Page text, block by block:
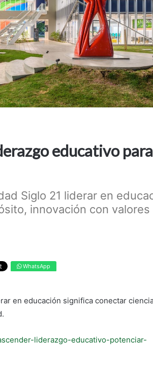
educativo para
Siglo 21 liderar en
innovación con valores
WhatsApp
en educación significa conectar
liderazgo-educativo-potenciar-